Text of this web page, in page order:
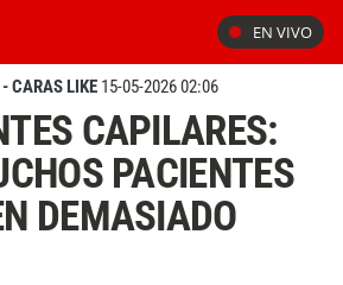
EN VIVO
CARAS LIKE 15-05-2026 02:06
CAPILARES:
PACIENTES
DEMASIADO